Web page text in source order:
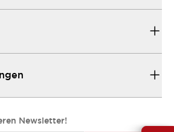
Newsletter!